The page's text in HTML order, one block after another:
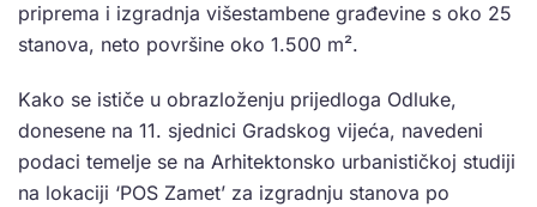
priprema i izgradnja višestambene građevine s oko 25
stanova, neto površine oko 1.500 m².
Kako se ističe u obrazloženju prijedloga Odluke,
donesene na 11. sjednici Gradskog vijeća, navedeni
podaci temelje se na Arhitektonsko urbanističkoj studiji
na lokaciji ‘POS Zamet’ za izgradnju stanova po